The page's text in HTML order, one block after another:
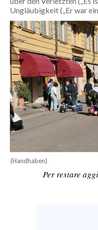
SPORT IN SARDEGNA
SPORT
RISULTATI E CLASSIFICHE
CALCIO
CALCIO REGIONALE
BASKET
VOLLEY
MOTORI
TENNIS
ALTRI SPORT
Ungläubigkeit („Er war
(Handhaben)
Per restare